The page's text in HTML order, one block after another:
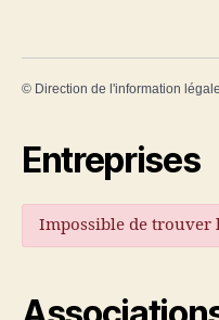
© Direction de l'information
Entreprises
Impossible de trouver